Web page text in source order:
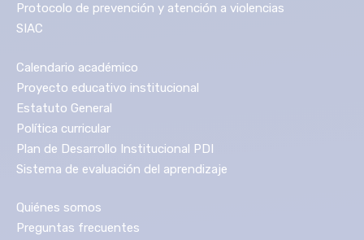
Protocolo de prevención y atención a violencias
SIAC
Calendario académico
Proyecto educativo institucional
Estatuto General
Política curricular
Plan de Desarrollo Institucional PDI
Sistema de evaluación del aprendizaje
Quiénes somos
Preguntas frecuentes